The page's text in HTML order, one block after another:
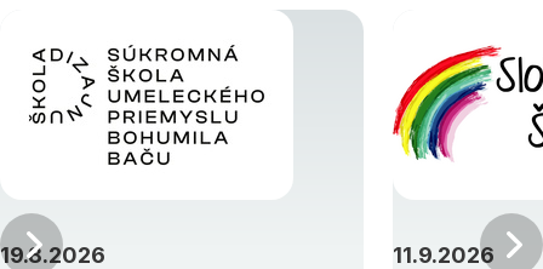
19.8.2026 11.9.2026
Predchádzajúci